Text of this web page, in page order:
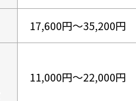
17,600円～35,200円
11,000円～22,000円